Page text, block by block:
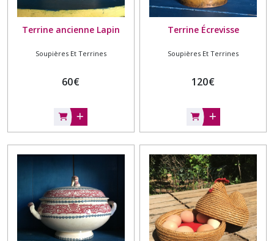
Terrine ancienne Lapin
Soupières Et Terrines
60€
Terrine Écrevisse
Soupières Et Terrines
120€